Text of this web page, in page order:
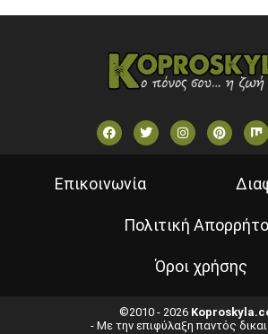
Επικοινωνία
Πολιτική
Όροι χρήσης
©2010 - 2026
- Με την επιφύλαξη παντός